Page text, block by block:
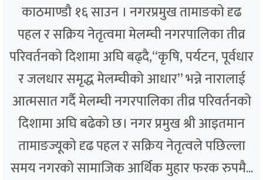
काठमाण्डौ १६ साउन । नगरप्रमुख तामाङको दृढ
पहल र सक्रिय नेतृत्वमा मेलम्ची नगरपालिका तीव्र
परिवर्तनको दिशामा अघि बढ्दै,“कृषि, पर्यटन, पूर्वधार
र जलधार समृद्ध मेलम्चीको आधार” भन्ने नारालाई
आत्मसात गर्दै मेलम्ची नगरपालिका तीव्र परिवर्तनको
दिशामा अघि बढेको छ। नगर प्रमुख श्री आइतमान
तामाङज्यूको दृढ पहल र सक्रिय नेतृत्वले पछिल्ला
समय नगरको सामाजिक आर्थिक मुहार फरक रुपमै...